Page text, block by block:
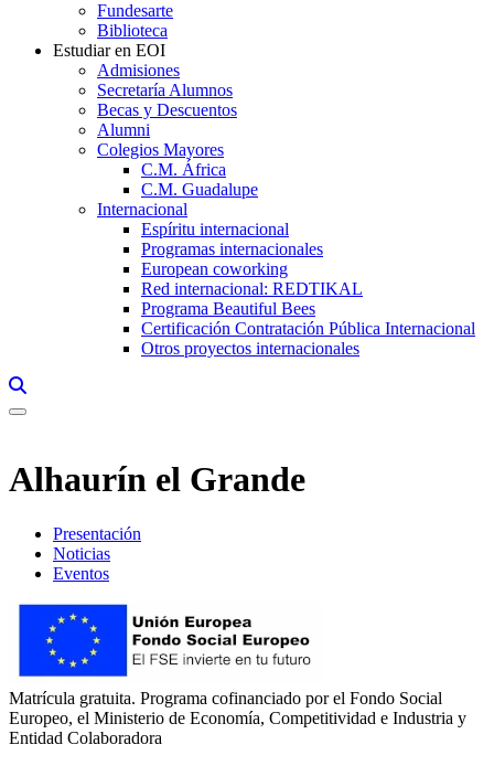
Fundesarte
Biblioteca
Estudiar en EOI
Admisiones
Secretaría Alumnos
Becas y Descuentos
Alumni
Colegios Mayores
C.M. África
C.M. Guadalupe
Internacional
Espíritu internacional
Programas internacionales
European coworking
Red internacional: REDTIKAL
Programa Beautiful Bees
Certificación Contratación Pública Internacional
Otros proyectos internacionales
Alhaurín el Grande
Presentación
Noticias
Eventos
Matrícula gratuita. Programa cofinanciado por el Fondo Social
Europeo, el Ministerio de Economía, Competitividad e Industria y
Entidad Colaboradora